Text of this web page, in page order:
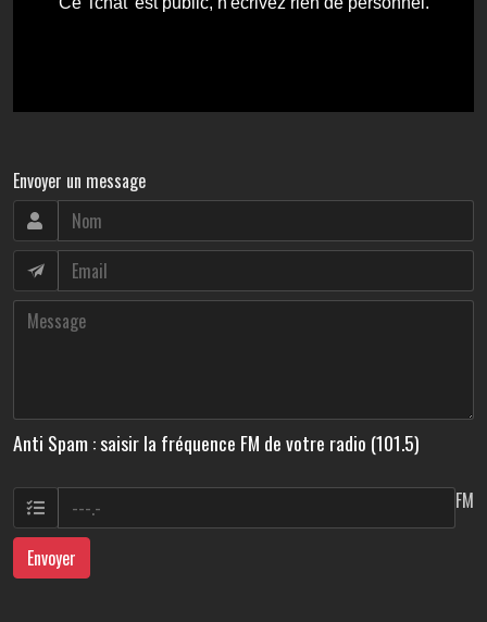
Envoyer un message
Anti Spam : saisir la fréquence FM de votre radio (101.5)
FM
Envoyer